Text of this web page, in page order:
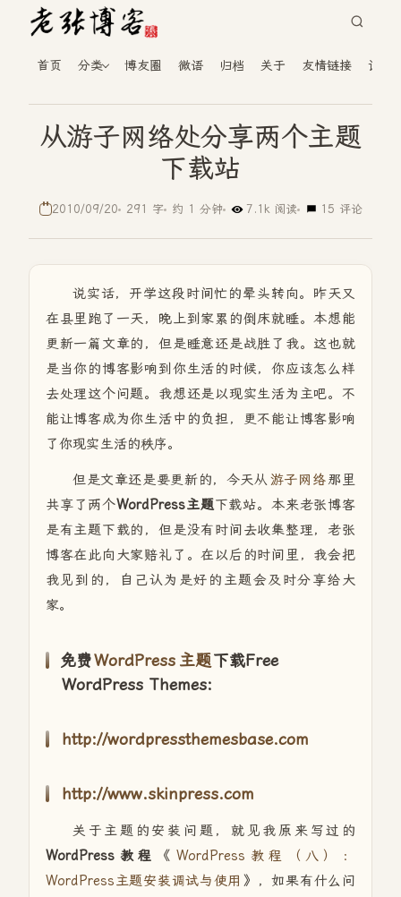
首页 分类 博友圈 微语 归档 关于 友情链接 读者
从游子网络处分享两个主题
下载站
2010/09/20 291 字 约 1 分钟 7.1k 阅读 15 评论
说实话，开学这段时间忙的晕头转向。昨天又
在县里跑了一天，晚上到家累的倒床就睡。本想能
更新一篇文章的，但是睡意还是战胜了我。这也就
是当你的博客影响到你生活的时候，你应该怎么样
去处理这个问题。我想还是以现实生活为主吧。不
能让博客成为你生活中的负担，更不能让博客影响
了你现实生活的秩序。
但是文章还是要更新的，今天从 游子网络那里
共享了两个WordPress主题下载站。本来老张博客
是有主题下载的，但是没有时间去收集整理，老张
博客在此向大家赔礼了。在以后的时间里，我会把
我见到的，自己认为是好的主题会及时分享给大
家。
免费WordPress 主题下载Free
WordPress Themes:
http://wordpressthemesbase.com
http://www.skinpress.com
关于主题的安装问题，就见我原来写过的
WordPress教程
《 WordPress教程（八）：
WordPress主题安装调试与使用 》，如果有什么问